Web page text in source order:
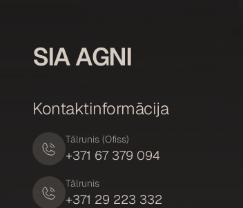
SIA AGNI
Kontaktinformācija
Tālrunis (Ofiss)
+371 67 379 094
Tālrunis
+371 29 223 332